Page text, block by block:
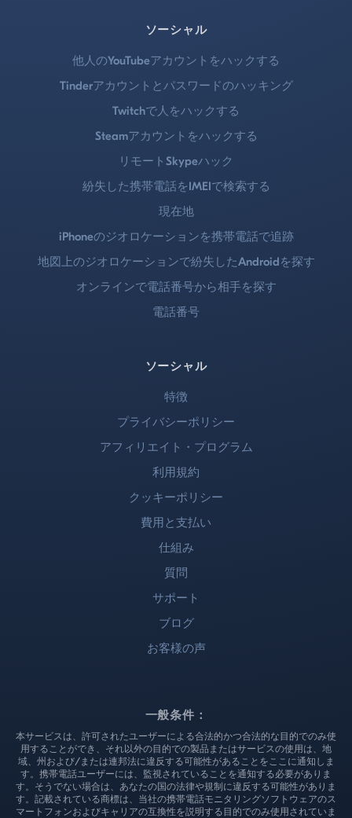
ソーシャル
他人のYouTubeアカウントをハックする
Tinderアカウントとパスワードのハッキング
Twitchで人をハックする
Steamアカウントをハックする
リモートSkypeハック
紛失した携帯電話をIMEIで検索する
現在地
iPhoneのジオロケーションを携帯電話で追跡
地図上のジオロケーションで紛失したAndroidを探す
オンラインで電話番号から相手を探す
電話番号
ソーシャル
特徴
プライバシーポリシー
アフィリエイト・プログラム
利用規約
クッキーポリシー
費用と支払い
仕組み
質問
サポート
ブログ
お客様の声
一般条件：
本サービスは、許可されたユーザーによる合法的かつ合法的な目的でのみ使
用することができ、それ以外の目的での製品またはサービスの使用は、地
域、州および/または連邦法に違反する可能性があることをここに通知しま
す。携帯電話ユーザーには、監視されていることを通知する必要がありま
す。そうでない場合は、あなたの国の法律や規制に違反する可能性がありま
す。記載されている商標は、当社の携帯電話モニタリングソフトウェアのス
マートフォンおよびキャリアの互換性を説明する目的でのみ使用されていま